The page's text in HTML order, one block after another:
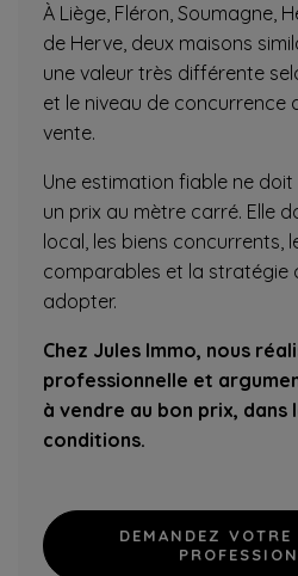
À Liège, Fléron, Soumagne,
de Herve, deux maisons
une valeur très différente
et le niveau de concurrence
vente.
Une estimation fiable ne
un prix au mètre carré. Elle
local, les biens concurrents,
comparables et la stratégie
adopter.
Chez Jules Immo, nous
professionnelle et
à vendre au bon prix, dans
conditions.
DEMANDEZ